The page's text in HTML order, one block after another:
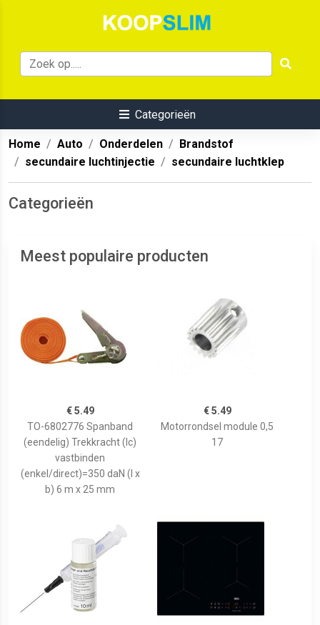
Categorieën
Home Auto Onderdelen
Brandstof
secundaire luchtinjectie
secundaire luchtklep
Categorieën
Meest populaire producten
€ 5.49
TO-6802776 Spanband
(eendelig) Trekkracht (lc)
vastbinden
(enkel/direct)=350 daN (l x
b) 6 m x 25 mm
€ 5.49
Motorrondsel module 0,5
17